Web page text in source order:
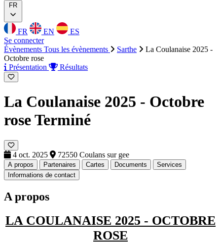
FR
FR EN
ES
Se connecter
Évènements Tous les évènements Sarthe
La Coulanaise 2025 -
Octobre rose
Présentation
Résultats
La Coulanaise 2025 - Octobre
roseTerminé
4 oct. 2025 72550 Coulans sur gee
A propos Partenaires Cartes Documents
Services
Informations de contact
A propos
LA COULANAISE 2025 - OCTOBRE
ROSE